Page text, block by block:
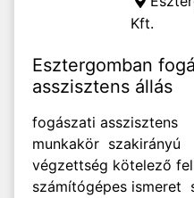
Kft.
Esztergomban
asszisztens állás
fogászati asszisztens
munkakör szakirányú
végzettség kötelező
számítógépes ismeret